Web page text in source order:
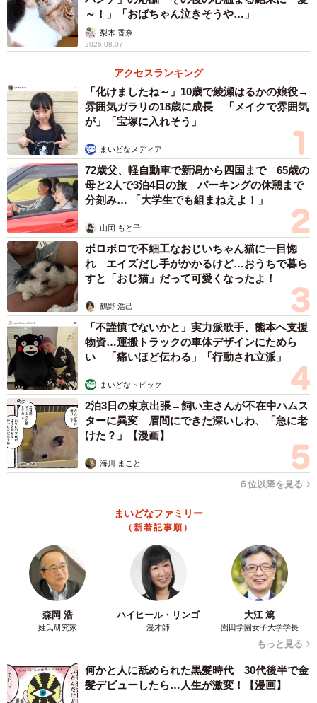
～！」「おばちゃん泣きそうや…」
梨木 香奈
2026.08.07
アクセスランキング
「化けましたね～」10歳で綾瀬はるかの娘役→
雰囲気ガラリの18歳に成長 「メイクで雰囲気
が」「宝塚に入れそう」
まいどなメディア
72歳父、軽自動車で新潟から四国まで 65歳の
母と2人で3泊4日の旅 パーキングの休憩まで
分刻み… 「大学生でも組まねえよ！」
山岡 もと子
ボロボロで不細工なおじいちゃん猫に一目惚
れ エイズだし手がかかるけど…おうちで暮ら
すと「おじ猫」だって可愛くなったよ！
鶴野 浩己
「不謹慎でないかと」実力派歌手、熊本へ支援
物資…運搬トラックの車体デザインにためら
い 「痛いほど伝わる」「行動され立派」
まいどなトピック
2泊3日の東京出張→飼い主さんが不在中ハムス
ターに異変 眉間にできた深いしわ、「急に老
けた？」【漫画】
海川 まこと
６位以降を見る
まいどなファミリー
（新着記事順）
森岡 浩
姓氏研究家
ハイヒール・リンゴ
漫才師
大江 篤
園田学園女子大学学長
もっと見る
何かと人に舐められた黒髪時代 30代後半で金
髪デビューしたら…人生が激変！【漫画】